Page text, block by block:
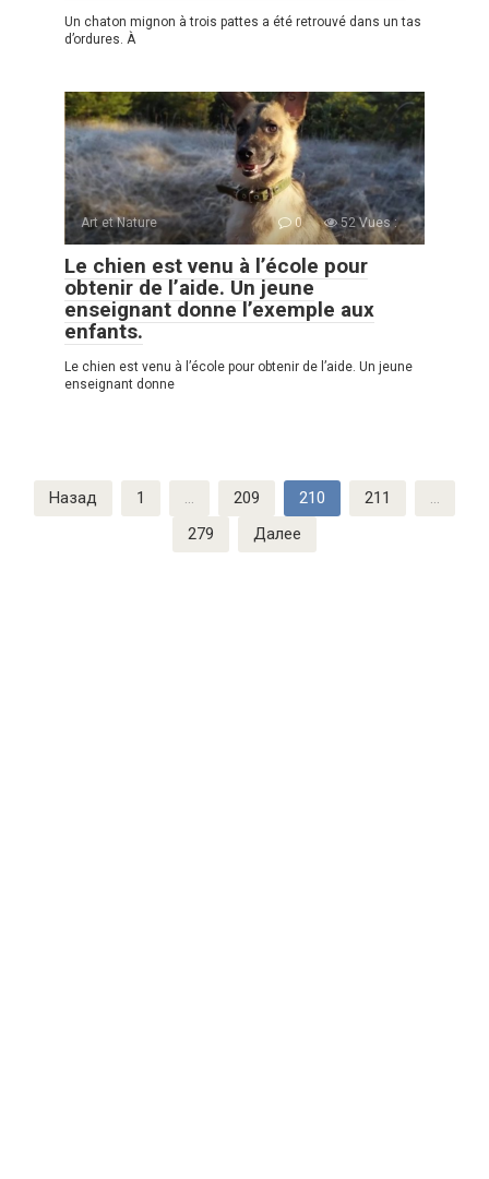
Un chaton mignon à trois pattes a été retrouvé dans un tas
d’ordures. À
Art et Nature 0 52 Vues :
Le chien est venu à l’école pour
obtenir de l’aide. Un jeune
enseignant donne l’exemple aux
enfants.
Le chien est venu à l’école pour obtenir de l’aide. Un jeune
enseignant donne
Пагинация
записей
Назад 1 … 209 210 211
…
279
Далее